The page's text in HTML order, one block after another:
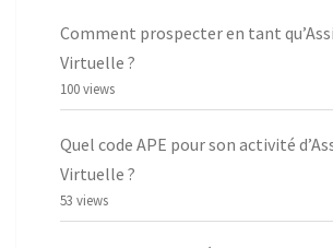
Comment prospecter en tant
Virtuelle ?
100 views
Quel code APE pour son activité
Virtuelle ?
53 views